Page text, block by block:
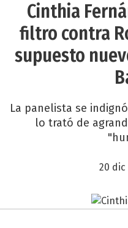
Cinthia
filtro contra
supuesto
La panelista se
lo trató de
20 dic